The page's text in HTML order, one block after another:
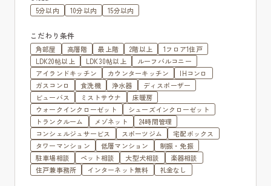
5分以内 10分以内 15分以内
こだわり条件
角部屋 高層階 最上階 2階以上
1フロア1住戸
LDK20帖以上
LDK30帖以上
ルーフバルコニー
アイランドキッチン
カウンターキッチン
IHコンロ
ガスコンロ
食洗機 浄水器
ディスポーザー
ビューバス
ミストサウナ
床暖房
ウォークインクローゼット
シューズインクローゼット
トランクルーム
メゾネット
24時間管理
コンシェルジュサービス
スポーツジム
宅配ボックス
タワーマンション
低層マンション
制振・免振
駐車場相談
ペット相談 大型犬相談
楽器相談
住戸兼事務所
インターネット無料 礼金なし